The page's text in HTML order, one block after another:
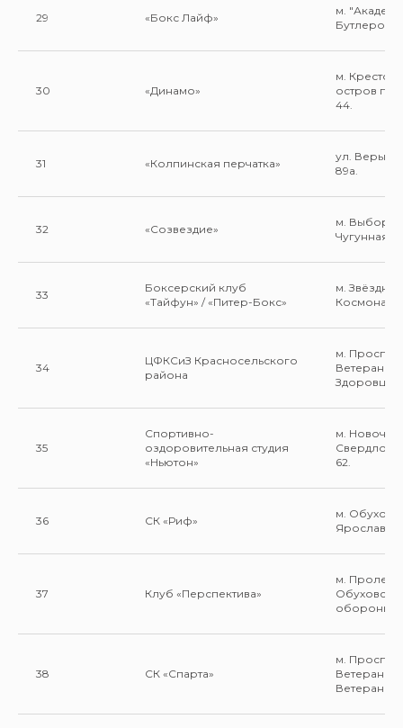
29 «Бокс Лайф»
м.
Бутлерова,
30 «Динамо»
м.
остров пр.
44.
31 «Колпинская перчатка»
ул. Веры
89а.
32 «Созвездие»
м.
Чугунная
33
Боксерский клуб
«Тайфун» / «Питер-Бокс»
м.
34
ЦФКСиЗ Красносельского
района
м.
Ветеранов
35
Спортивно-
оздоровительная студия
«Ньютон»
м.
62.
36 СК «Риф»
м. Обухово
Ярослава
37 Клуб «Перспектива»
м.
обороны
38 СК «Спарта»
м.
Ветеранов
Ветеранов